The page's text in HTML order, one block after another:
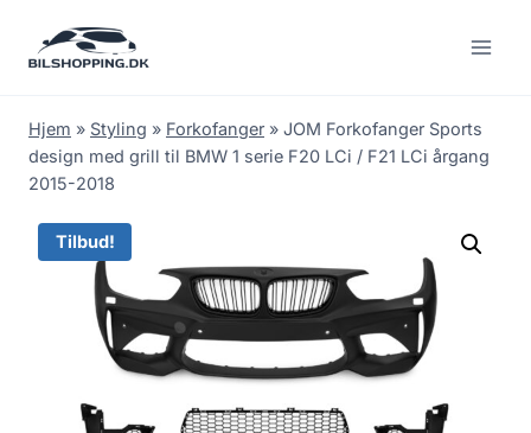
Hjem » Styling » Forkofanger » JOM Forkofanger Sports
design med grill til BMW 1 serie F20 LCi / F21 LCi årgang
2015-2018
Tilbud!